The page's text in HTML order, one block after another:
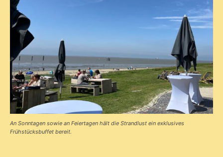
An Sonntagen sowie an Feiertagen hält die Strandlust ein exklusives
Frühstücks­buffet bereit.